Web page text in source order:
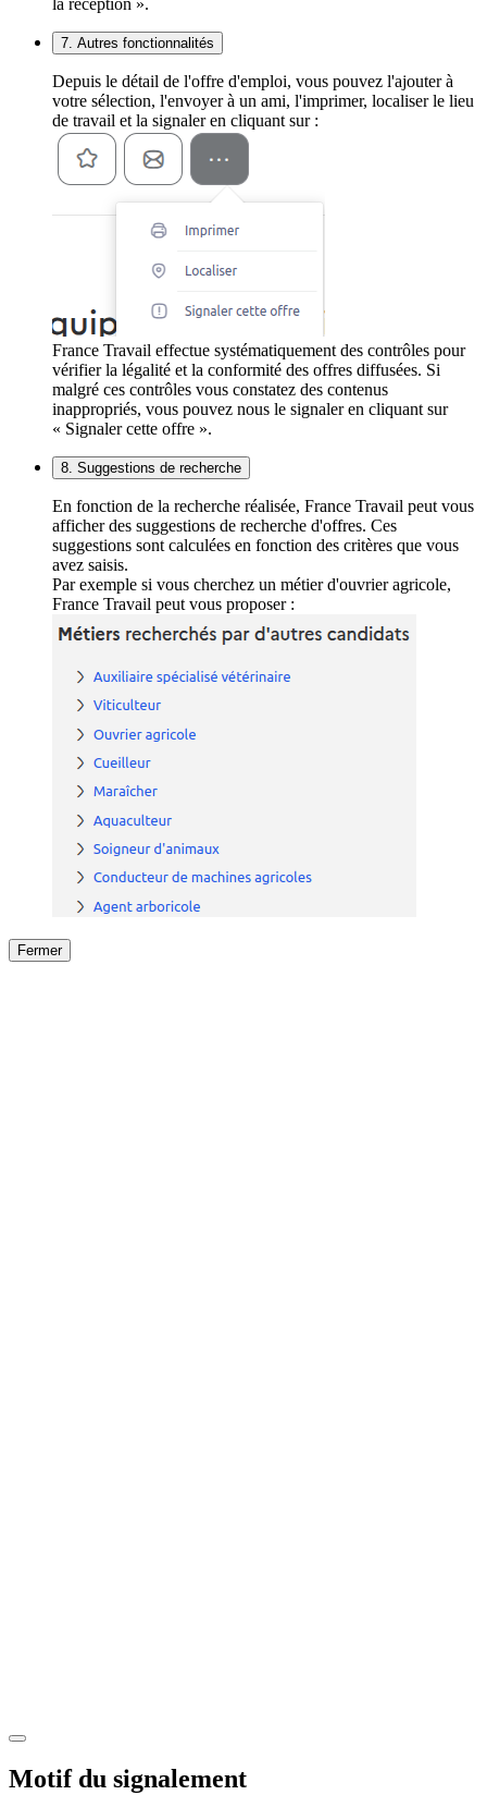
la réception ».
7. Autres fonctionnalités
Depuis le détail de l'offre d'emploi, vous pouvez l'ajouter à
votre sélection, l'envoyer à un ami, l'imprimer, localiser le lieu
de travail et la signaler en cliquant sur :
France Travail effectue systématiquement des contrôles pour
vérifier la légalité et la conformité des offres diffusées. Si
malgré ces contrôles vous constatez des contenus
inappropriés, vous pouvez nous le signaler en cliquant sur
« Signaler cette offre ».
8. Suggestions de recherche
En fonction de la recherche réalisée, France Travail peut vous
afficher des suggestions de recherche d'offres. Ces
suggestions sont calculées en fonction des critères que vous
avez saisis.
Par exemple si vous cherchez un métier d'ouvrier agricole,
France Travail peut vous proposer :
Fermer
Motif du signalement